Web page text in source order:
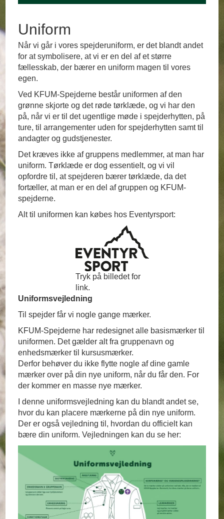
Uniform
Når vi går i vores spejderuniform, er det blandt andet
for at symbolisere, at vi er en del af et større
fællesskab, der bærer en uniform magen til vores
egen.
Ved KFUM-Spejderne består uniformen af den
grønne skjorte og det røde tørklæde, og vi har den
på, når vi er til det ugentlige møde i spejderhytten, på
ture, til arrangementer uden for spejderhytten samt til
andagter og gudstjenester.
Det kræves ikke af gruppens medlemmer, at man har
uniform. Tørklæde er dog essentielt, og vi vil
opfordre til, at spejderen bærer tørklæde, da det
fortæller, at man er en del af gruppen og KFUM-
spejderne.
Alt til uniformen kan købes hos Eventyrsport:
Tryk på billedet for
link.
Uniformsvejledning
Til spejder får vi nogle gange mærker.
KFUM-Spejderne har redesignet alle basismærker til
uniformen. Det gælder alt fra gruppenavn og
enhedsmærker til kursusmærker.
Derfor behøver du ikke flytte nogle af dine gamle
mærker over på din nye uniform, når du får den. For
der kommer en masse nye mærker.
I denne uniformsvejledning kan du blandt andet se,
hvor du kan placere mærkerne på din nye uniform.
Der er også vejledning til, hvordan du officielt kan
bære din uniform. Vejledningen kan du se her: